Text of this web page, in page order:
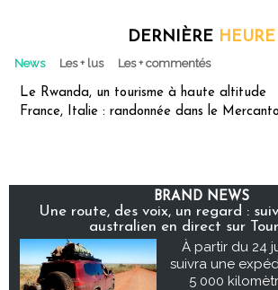
DERNIÈRE HEURE
News Les + lus Les + commentés
Le Rwanda, un tourisme à haute altitude
France, Italie : randonnée dans le
BRAND NEWS
Une route, des voix, un regard :
australien en direct sur
À partir du 24
suivra une
5 000